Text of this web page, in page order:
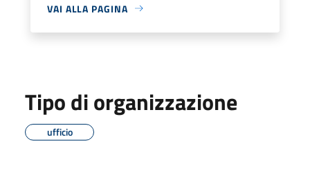
VAI ALLA PAGINA
Tipo di organizzazione
ufficio